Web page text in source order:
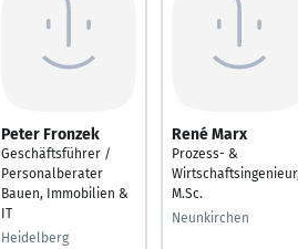
Peter Fronzek
Geschäftsführer /
Personalberater
Bauen, Immobilien &
IT
Heidelberg
René Marx
Prozess- &
M.Sc.
Neunkirchen